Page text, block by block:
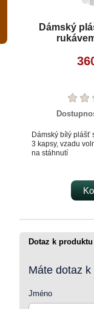
Dámský
Dámský bílý plášť
3 kapsy, vzadu
na stáhnutí
Dotaz k produktu
Máte dotaz
Jméno